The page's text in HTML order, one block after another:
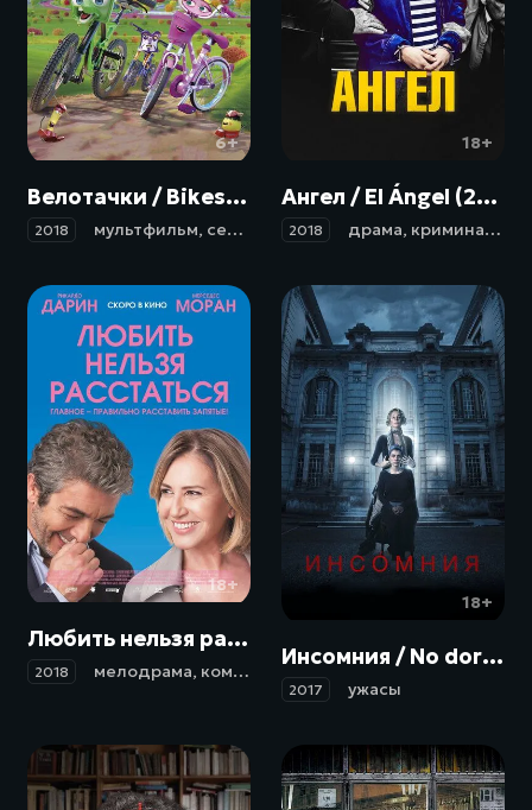
6+
Велотачки / Bikes (2018)
2018 мультфильм, семейный ,спорт
18+
Ангел / El Ángel (2018)
2018 драма, криминал ,
18+
Любить нельзя расстаться / El amor menos pensado (2018)
2018 мелодрама, комедия
18+
Инсомния / No dormirás (2017)
2017 ужасы